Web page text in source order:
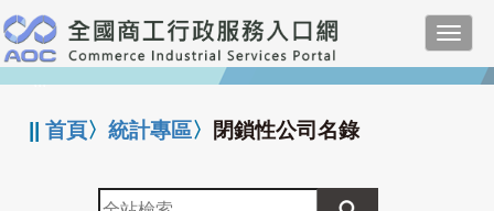
跳
到
主
要
:::
||首頁〉統計專區〉 閉鎖性公司名錄
全